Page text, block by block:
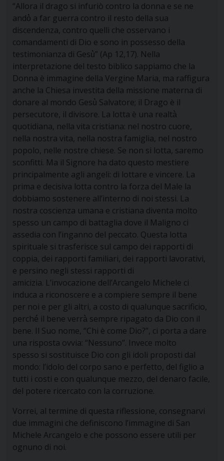
“Allora il drago si infuriò contro la donna e se ne
andò̀ a far guerra contro il resto della sua
discendenza, contro quelli che osservano i
comandamenti di Dio e sono in possesso della
testimonianza di Gesù̀” (Ap 12,17). Nella
interpretazione del testo biblico sappiamo che la
Donna è immagine della Vergine Maria, ma raffigura
anche la Chiesa investita della missione materna di
donare al mondo Gesù̀ Salvatore; il Drago è il
persecutore, il divisore. La lotta è una realtà̀
quotidiana, nella vita cristiana: nel nostro cuore,
nella nostra vita, nella nostra famiglia, nel nostro
popolo, nelle nostre chiese. Se non si lotta, saremo
sconfitti. Ma il Signore ha dato questo mestiere
principalmente agli angeli: di lottare e vincere. La
prima e decisiva lotta contro la forza del Male la
dobbiamo sostenere all’interno di noi stessi. La
nostra coscienza umana e cristiana diventa molto
spesso un campo di battaglia dove il Maligno ci
assedia con l’inganno del peccato. Questa lotta
spirituale si trasferisce sul campo dei rapporti di
coppia, dei rapporti familiari, dei rapporti lavorativi,
e persino negli stessi rapporti di
amicizia. L’invocazione dell’Arcangelo Michele ci
induca a riconoscere e a compiere sempre il bene
per noi e per gli altri, a costo di qualunque sacrificio,
perché́ il bene verrà̀ sempre ripagato da Dio con il
bene. Il Suo nome, “Chi è come Dio?”, ci porta a dare
una risposta ovvia: “Nessuno”. Invece molto
spesso si sostituisce Dio con gli idoli proposti dal
mondo: l’idolo del corpo sano e perfetto, del figlio a
tutti i costi e con qualunque mezzo, del denaro facile,
del potere ricercato con la corruzione.
Vorrei, al termine di questa riflessione, consegnarvi
due immagini che definiscono l’immagine di San
Michele Arcangelo e che possono essere utili per
ognuno di noi.